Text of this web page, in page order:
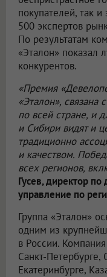
покупателей, так
500 экспертов
По результатам
«Эталон» показал
конкурентов.
«Премия
«Эталон», связана
по всей стране, и
и Сибири видят и
традиционно
и качеством.
всех регионов,
Гусев, директор по
управление по
Группа «Эталон»
одним из
в России.
Санкт-
Екатеринбурге,